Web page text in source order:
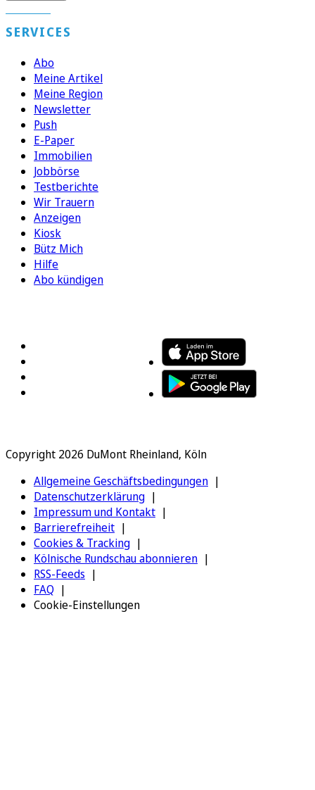
SERVICES
Abo
Meine Artikel
Meine Region
Newsletter
Push
E-Paper
Immobilien
Jobbörse
Testberichte
Wir Trauern
Anzeigen
Kiosk
Bütz Mich
Hilfe
Abo kündigen
Copyright 2026 DuMont Rheinland, Köln
Allgemeine Geschäftsbedingungen
Datenschutzerklärung
Impressum und Kontakt
Barrierefreiheit
Cookies & Tracking
Kölnische Rundschau abonnieren
RSS-Feeds
FAQ
Cookie-Einstellungen